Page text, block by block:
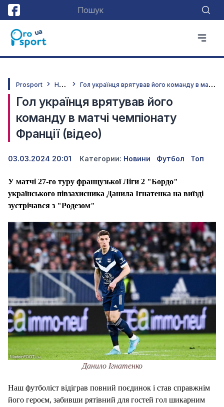
Prosport Н
овини Г
ол українця врятував його команду в матчі чемпіонату Франції (відео)
Гол українця врятував його
команду в матчі чемпіонату
Франції (відео)
03.03.2024 20:01 Категории: Новини Футбол Топ
У матчі 27-го туру французької Ліги 2 "Бордо"
українського півзахисника Данила Ігнатенка на виїзді
зустрічався з "Родезом"
Данило Ігнатенко
Наш футболіст відіграв повний поєдинок і став справжнім
його героєм, забивши рятівний для гостей гол шикарним